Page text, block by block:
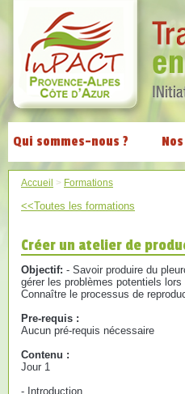
Qui sommes-nous ?
Accueil > Formations
<<Toutes les formations
Créer un atelier de
Objectif: - Savoir produire du
gérer les problèmes potentiels
Connaître le processus de
Pre-requis :
Aucun pré-requis nécessaire
Contenu :
Jour 1
- Introduction